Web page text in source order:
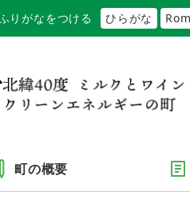
りがなをつける ひらがな
町の概要